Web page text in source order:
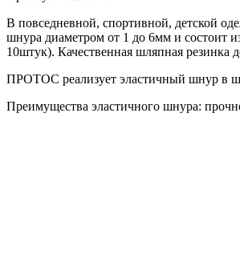
В повседневной, спортивной, детской
шнура диаметром от 1 до 6мм и состоит
10штук). Качественная шляпная
ПРОТОС реализует эластичный шнур в
Преимущества эластичного шнура: